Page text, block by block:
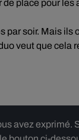
place pour les
par soir. Mais ils
veut que cela
avez exprimé.